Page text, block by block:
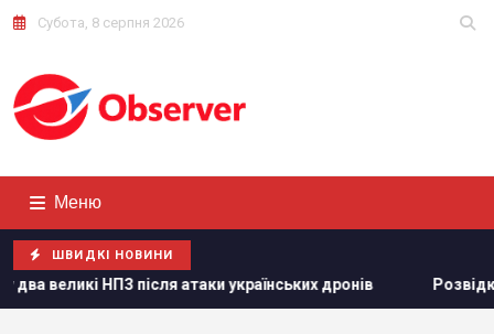
Субота, 8 серпня 2026
Меню
ШВИДКІ НОВИНИ
атаки українських дронів Розвідка США пов’язує